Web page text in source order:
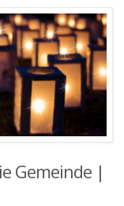
Gemeinde |